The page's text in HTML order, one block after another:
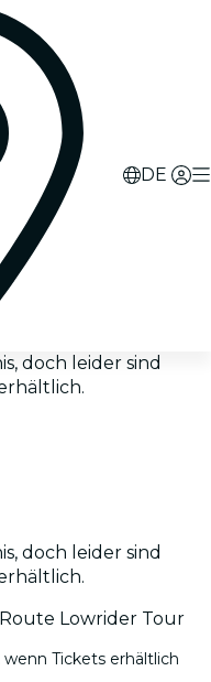
DE
doch leider sind
doch leider sind
Lowrider Tour
Tickets erhältlich